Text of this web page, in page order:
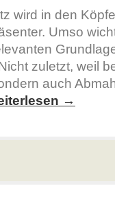
wird in den
Umso
zuletzt, weil
auch
→